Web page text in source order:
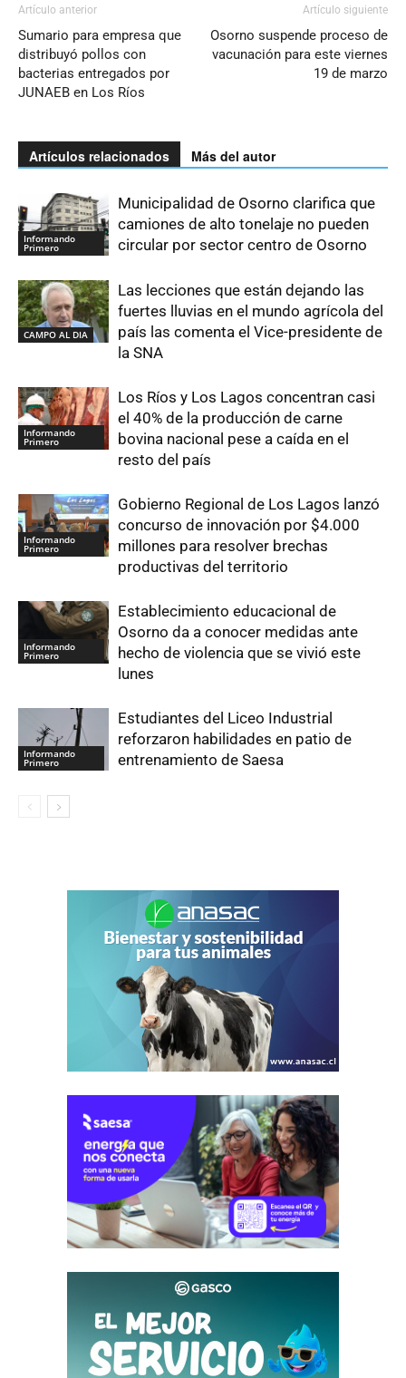
Artículo anterior
Sumario para empresa que
distribuyó pollos con
bacterias entregados por
JUNAEB en Los Ríos
Artículo siguiente
Osorno suspende proceso de
vacunación para este viernes
19 de marzo
Artículos relacionados Más del autor
Informando
Primero
Municipalidad de Osorno clarifica que
camiones de alto tonelaje no pueden
circular por sector centro de Osorno
CAMPO AL DIA
Las lecciones que están dejando las
fuertes lluvias en el mundo agrícola del
país las comenta el Vice-presidente de
la SNA
Informando
Primero
Los Ríos y Los Lagos concentran casi
el 40% de la producción de carne
bovina nacional pese a caída en el
resto del país
Informando
Primero
Gobierno Regional de Los Lagos lanzó
concurso de innovación por $4.000
millones para resolver brechas
productivas del territorio
Informando
Primero
Establecimiento educacional de
Osorno da a conocer medidas ante
hecho de violencia que se vivió este
lunes
Informando
Primero
Estudiantes del Liceo Industrial
reforzaron habilidades en patio de
entrenamiento de Saesa